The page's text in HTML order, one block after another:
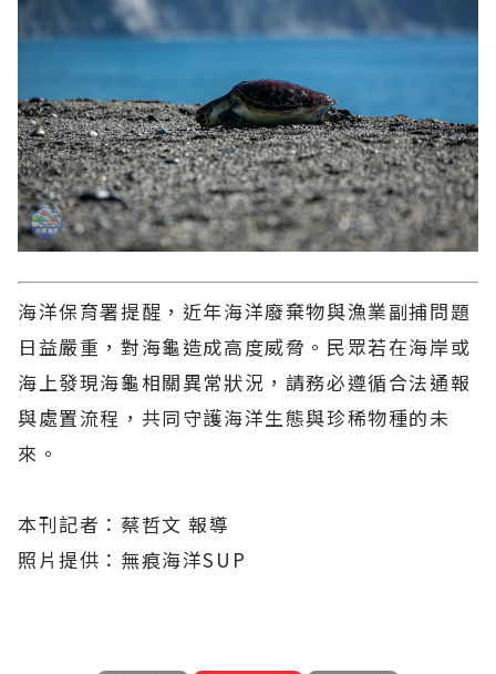
海洋保育署提醒，近年海洋廢棄物與漁業副捕問題
日益嚴重，對海龜造成高度威脅。民眾若在海岸或
海上發現海龜相關異常狀況，請務必遵循合法通報
與處置流程，共同守護海洋生態與珍稀物種的未
來。
本刊記者：蔡哲文 報導
照片提供：無痕海洋SUP